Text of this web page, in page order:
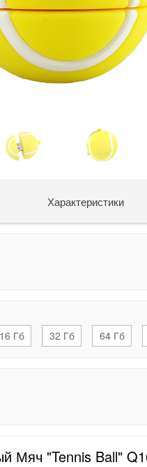
Характеристики
16 Гб 32 Гб 64 Гб
Мяч "Tennis Ball"